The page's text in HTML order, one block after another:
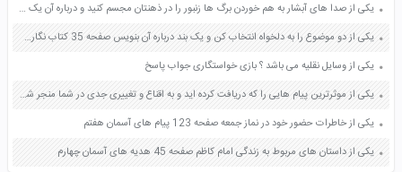
یکی از صدا های آبشار به هم خوردن برگ ها زنبور را در ذهنتان مجسم کنید و درباره آن یک بند بنویسید صفحه 11 نگارش پنجم
یکی از دو موضوع را به دلخواه انتخاب کن و یک بند درباره آن بنویس صفحه 35 کتاب نگارش فارسی سوم
یکی از وسایل نقلیه می باشد ؟ بازی خواستگاری جواب پاسخ
یکی از موثرترین پیام هایی را که دریافت کرده اید و به اقناع و تغییری جدی در شما منجر شده است برسی کنید و علت این تاثیر گذاری قابل توجه را بنویسید صفحه 52 تفکر و سواد رسانه ای دهم
یکی از خاطرات حضور خود در نماز جمعه صفحه 123 پیام های آسمان هفتم
یکی از داستان های مربوط به زندگی امام کاظم صفحه 45 هدیه های آسمان چهارم